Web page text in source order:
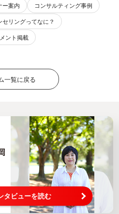
ー案内
コンサルティング事例
セリングってなに？
ント掲載
一覧に戻る
タビューを読む